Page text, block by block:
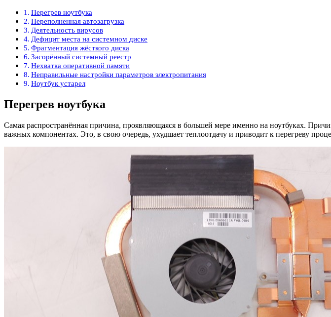
Перегрев ноутбука
Переполненная автозагрузка
Деятельность вирусов
Дефицит места на системном диске
Фрагментация жёсткого диска
Засорённый системный реестр
Нехватка оперативной памяти
Неправильные настройки параметров электропитания
Ноутбук устарел
Перегрев ноутбука
Самая распространённая причина, проявляющаяся в большей мере именно на ноутбуках.
важных компонентах. Это, в свою очередь, ухудшает теплоотдачу и приводит к перегреву